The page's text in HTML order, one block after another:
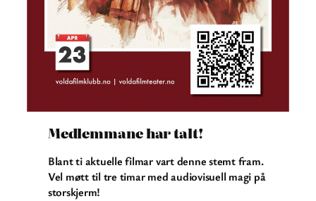
Medlemmane har talt!
Blant ti aktuelle filmar vart denne stemt fram.
Vel møtt til tre timar med audiovisuell magi på
storskjerm!